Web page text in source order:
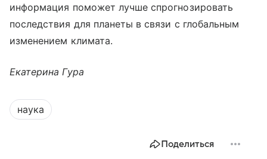
информация поможет лучше спрогнозировать
последствия для планеты в связи с глобальным
изменением климата.
Екатерина Гура
наука
Поделиться